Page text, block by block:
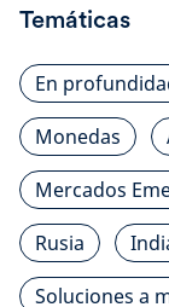
Temáticas
En
Monedas
Mercados
Rusia
Soluciones a